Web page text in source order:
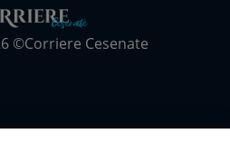
©Corriere Cesenate